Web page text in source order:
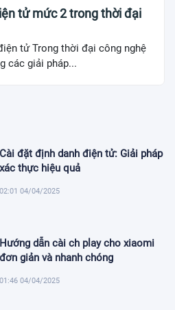
tử mức 2 trong thời đại
tử Trong thời đại công nghệ
các giải pháp...
Cài đặt định danh điện tử: Giải pháp
xác thực hiệu quả
02:01 04/04/2025
Hướng dẫn cài ch play cho xiaomi
đơn giản và nhanh chóng
01:46 04/04/2025